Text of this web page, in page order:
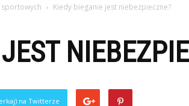
Kiedy bieganie jest niebezpieczne?
na Twitterze